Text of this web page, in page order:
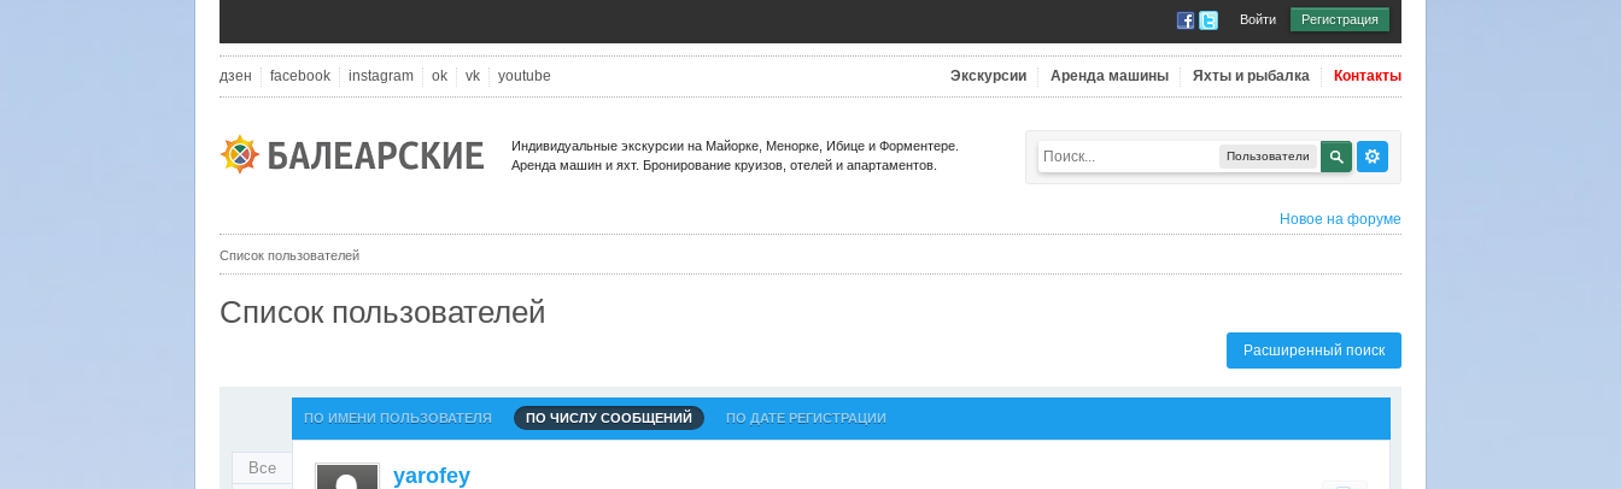
Войти Регистрация
дзен facebook instagram ok vk youtube Экскурсии Аренда машины Яхты и рыбалка Контакты
Индивидуальные экскурсии на Майорке, Менорке, Ибице и Форментере.
Аренда машин и яхт. Бронирование круизов, отелей и апартаментов.
Пользователи
Новое на форуме
Список пользователей
Список пользователей
Расширенный поиск
Все
ПО ИМЕНИ ПОЛЬЗОВАТЕЛЯ ПО ЧИСЛУ СООБЩЕНИЙ ПО ДАТЕ РЕГИСТРАЦИИ
yarofey